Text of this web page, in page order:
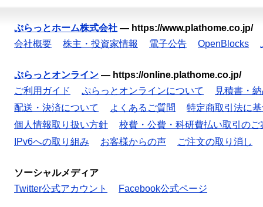
ぷらっとホーム株式会社 — https://www.plathome.co.jp/
会社概要
株主・投資家情報 電子公告 OpenBlocks
ぷらっとオンライン — https://online.plathome.co.jp/
ご利用ガイド
ぷらっとオンラインについて
見積書・
配送・決済について
よくあるご質問
特定商取引法に
個人情報取り扱い方針
校費・公費・科研費払い取引のご
IPv6への取り組み
お客様からの声 ご注文の取り消し
ソーシャルメディア
Twitter公式アカウント
Facebook公式ページ